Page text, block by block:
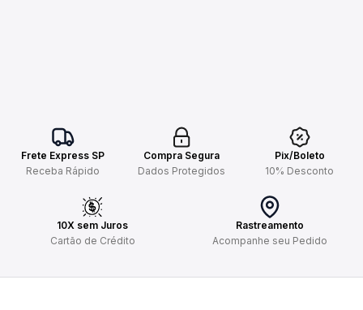
Frete Express SP
Receba Rápido
Compra Segura
Dados Protegidos
Pix/Boleto
10% Desconto
10X sem Juros
Cartão de Crédito
Rastreamento
Acompanhe seu Pedido